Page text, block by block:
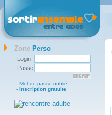
Zone Perso
Login
Passe
- Mot de passe oublié
- Inscription gratuite